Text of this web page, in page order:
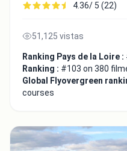
4.36/ 5 (22)
51,125 vistas
Ranking Pays de la Loire :
Ranking : #103 on 380
Global Flyovergreen
courses